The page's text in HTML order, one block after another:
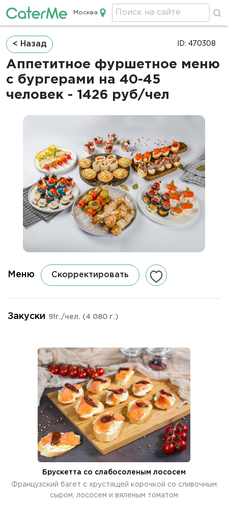
Кейтеринг в Москве
Москва
Строка
навигации
< Назад
Аппетитное фуршетное меню
с бургерами на 40-45
человек - 1426 руб/чел
ID: 470308
Меню Скорректировать
Закуски 91г./чел. (4 080 г.)
Брускетта со слабосоленым лососем
Французский багет с хрустящей корочкой со сливочным
сыром, лососем и вяленым томатом